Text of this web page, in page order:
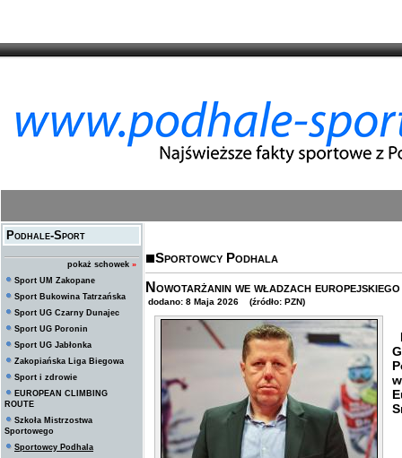
Podhale-Sport
pokaż schowek »
Sport UM Zakopane
Sport Bukowina Tatrzańska
Sport UG Czarny Dunajec
Sport UG Poronin
Sport UG Jabłonka
Zakopiańska Liga Biegowa
Sport i zdrowie
EUROPEAN CLIMBING
ROUTE
Szkoła Mistrzostwa
Sportowego
Sportowcy Podhala
Sportowcy Podhala
Nowotarżanin we władzach
dodano: 8 Maja 2026 (źródło: PZN)